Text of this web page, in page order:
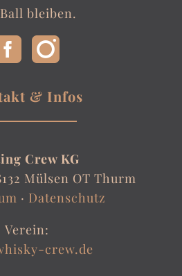
bleiben.
& Infos
Crew KG
Mülsen OT Thurm
· Datenschutz
Verein:
crew.de